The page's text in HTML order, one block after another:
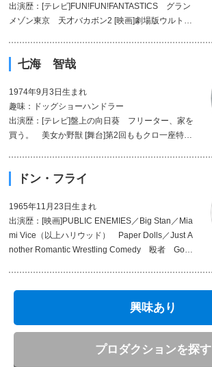
出演歴：[テレビ]FUN!FUN!FANTASTICS グラン
メゾン東京 天才バカボン2 [映画]劇場版ウルトラ
スポーツ 日清食品・UFO [DVD]T-Drama・秘密
七海 智哉
1974年9月3日生まれ
趣味：ドッグショーハンドラー
出演歴：[テレビ]盤上の向日葵 フリーター、家を
買う。 美女か野獣 [舞台]第2回ももクロ一座特別
LOVEDEATH 戦国自衛隊1549 GODZILLA FINA
ドン・フライ
1965年11月23日生まれ
出演歴：[映画]PUBLIC ENEMIES／Big Stan／Mia
mi Vice（以上ハリウッド） Paper Dolls／Just A
nother Romantic Wrestling Comedy 殴者 Godzi
興味あり
プロダクションを探す